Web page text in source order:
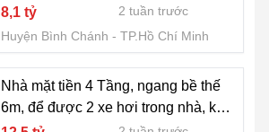
hoặc đầu tư
8,1 tỷ
2 tuần trước
Huyện Bình Chánh
TP.Hồ Chí Minh
Nhà mặt tiền 4 Tầng, ngang bề thế
6m, để được 2 xe hơi trong nhà, kdc